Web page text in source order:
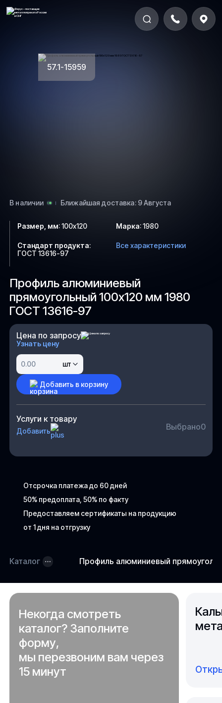
57.1-15959
В наличии Ближайшая доставка: 9 Августа
Профиль алюминиевый
прямоугольный 100х120 мм 1980
ГОСТ 13616-97
Отсрочка платежа до 60 дней
50% предоплата, 50% по факту
Предоставляем сертификаты на продукцию
от 1 дня на отгрузку
Цена по запросу
Узнать цену
шт
Добавить в корзину
Услуги к товару
Добавить Выбрано0
Размер, мм:100х120 Марка:1980
Стандарт продукта:
ГОСТ 13616-97
Все характеристики
Каталог Профиль алюминиевый
Некогда смотреть
каталог? Заполните
форму,
мы перезвоним вам через
15 минут